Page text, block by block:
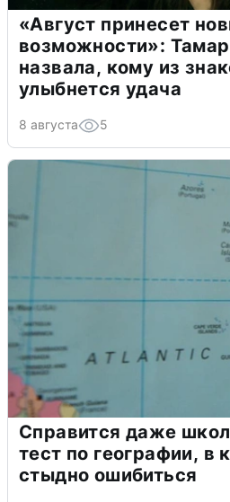
«Август принесет
возможности»:
назвала, кому из
улыбнется удача
8 августа 5
Справится даже
тест по географии, в
стыдно ошибиться